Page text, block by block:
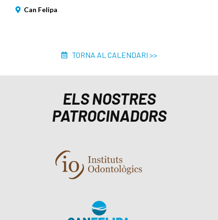
Can Felipa
TORNA AL CALENDARI >>
ELS NOSTRES
PATROCINADORS